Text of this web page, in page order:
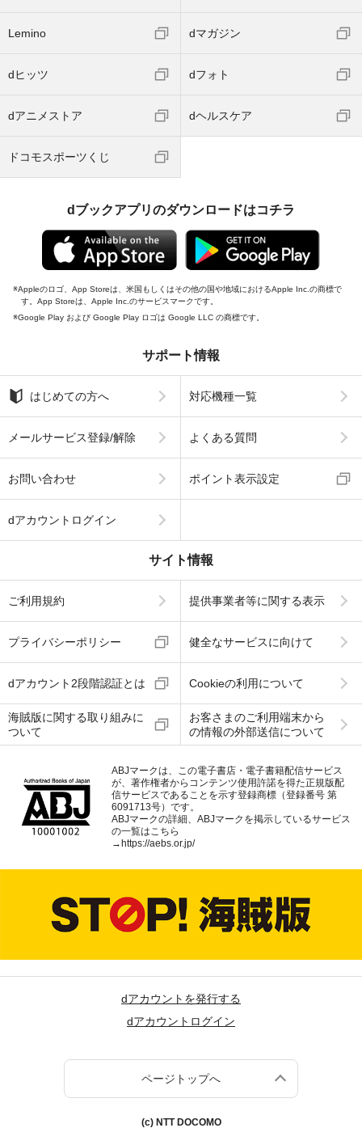
Lemino dマガジン
dヒッツ dフォト
dアニメストア dヘルスケア
ドコモスポーツくじ
dブックアプリのダウンロードはコチラ
Appleのロゴ、App Storeは、米国もしくはその他の国や地域におけるApple Inc.の商標で
す。App Storeは、Apple Inc.のサービスマークです。
Google Play および Google Play ロゴは Google LLC の商標です。
サポート情報
はじめての方へ 対応機種一覧
メールサービス登録/解除 よくある質問
お問い合わせ ポイント表示設定
dアカウントログイン
サイト情報
ご利用規約 提供事業者等に関する表示
プライバシーポリシー 健全なサービスに向けて
dアカウント2段階認証とは Cookieの利用について
海賊版に関する取り組みに
ついて
お客さまのご利用端末から
の情報の外部送信について
ABJマークは、この電子書店・電子書籍配信サービス
が、著作権者からコンテンツ使用許諾を得た正規版配
信サービスであることを示す登録商標（登録番号 第
6091713号）です。
ABJマークの詳細、ABJマークを掲示しているサービス
の一覧はこちら
→https://aebs.or.jp/
dアカウントを発行する
dアカウントログイン
ページトップへ
(c) NTT DOCOMO